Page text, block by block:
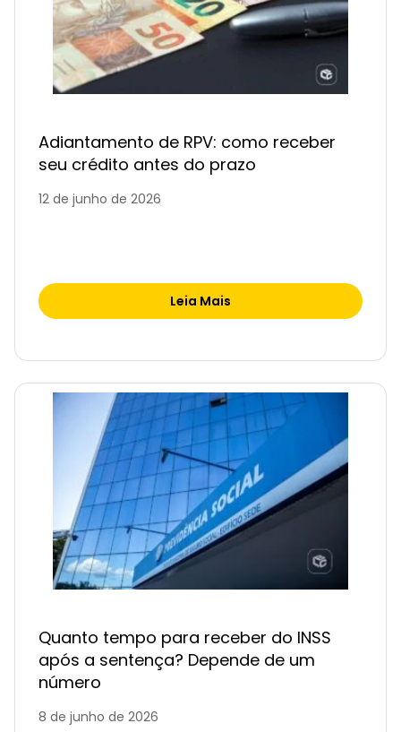
Adiantamento de RPV: como receber
seu crédito antes do prazo
12 de junho de 2026
Leia Mais
Quanto tempo para receber do INSS
após a sentença? Depende de um
número
8 de junho de 2026